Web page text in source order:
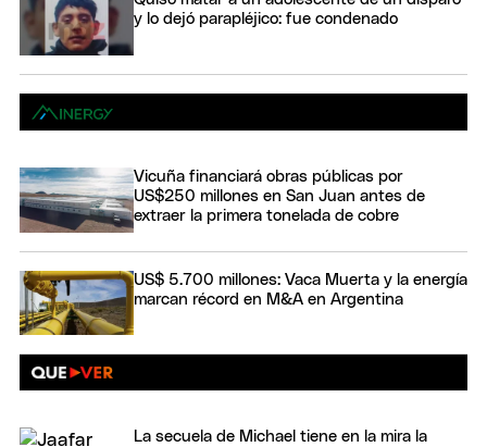
y lo dejó parapléjico: fue condenado
Vicuña financiará obras públicas por
US$250 millones en San Juan antes de
extraer la primera tonelada de cobre
US$ 5.700 millones: Vaca Muerta y la energía
marcan récord en M&A en Argentina
La secuela de Michael tiene en la mira la